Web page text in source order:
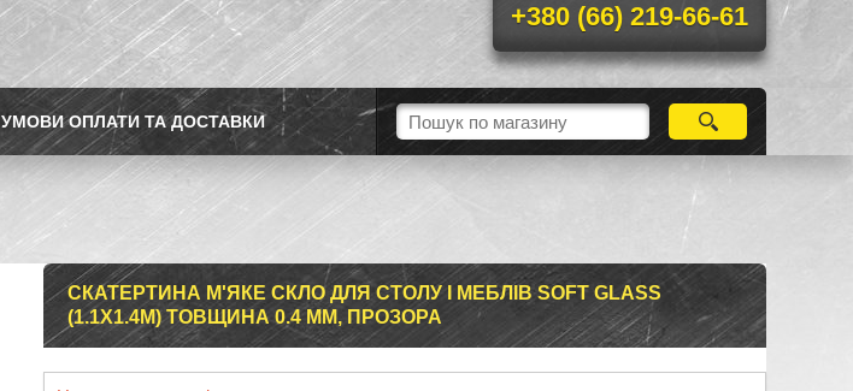
+380 (66) 219-66-61
УМОВИ ОПЛАТИ ТА ДОСТАВКИ
СКАТЕРТИНА М'ЯКЕ СКЛО ДЛЯ СТОЛУ І МЕБЛІВ SOFT GLASS
(1.1Х1.4М) ТОВЩИНА 0.4 ММ, ПРОЗОРА